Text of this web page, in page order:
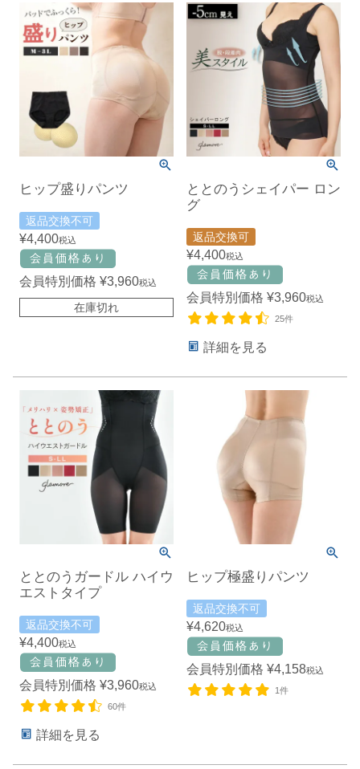
ヒップ盛りパンツ
返品交換不可
¥4,400税込
会員特別価格 ¥3,960税込
在庫切れ
ととのうシェイパー ロン
グ
返品交換可
¥4,400税込
会員特別価格 ¥3,960税込
25件
詳細を見る
ととのうガードル ハイウ
エストタイプ
返品交換不可
¥4,400税込
会員特別価格 ¥3,960税込
60件
詳細を見る
ヒップ極盛りパンツ
返品交換不可
¥4,620税込
会員特別価格 ¥4,158税込
1件